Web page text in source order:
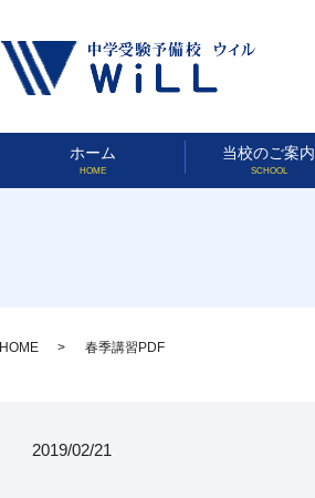
ホーム
HOME
当校のご案内
SCHOOL
HOME 春季講習PDF
2019/02/21